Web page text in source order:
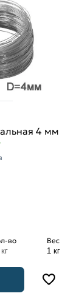
4 мм
во
Вес
1 кг